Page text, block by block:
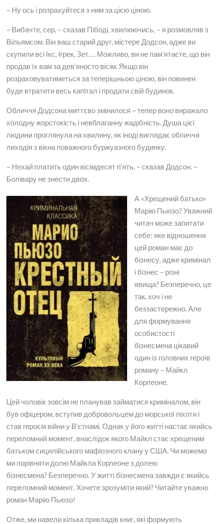
– Ну ось і розрахуйтеся з ним за цією ціною.
– Вибачте, сер, – сказав Пібоді, хвилюючись, – я розмовляв з
Вільямсом. Він ваш старий друг, містере Додсон, адже ви
скупили всі Ікс, Ігрек, Зет…. Можливо, ви не пам’ятаєте, що він
продав їх вам за дев’яносто вісім. Якщо він
розраховуватиметься за теперішньою ціною, він повинен
буде втратити весь капітал і продати свій будинок.
Обличчя Додсона миттєво змінилося – тепер воно виражало
холодну жорстокість і невблаганну жадібність. Душа цієї
людини проглянула на хвилину, як іноді виглядає обличчя
лиходія з вікна поважного буржуазного будинку.
– Нехай платить один вісімдесят п’ять, – сказав Додсон. –
Болівару не знести двох.
А «Хрещений батько»
Марію Пьюзо? Уважний
читач може запитати
себе: яке відношення
цей роман має до
бізнесу, адже кримінал
і бізнес – різні
явища? Безперечно, це
так, хоч і не
беззастережно. Але
для формування
особистості
бізнесмена цікавий
один із головних героїв
роману – Майкл
Корлеоне.
Цей чоловік зовсім не планував займатися криміналом, він
був офіцером, вступив добровольцем до морської піхоти і
став героєм війни у ​​В’єтнамі. Однак у його житті настає якийсь
переломний момент, внаслідок якого Майкл стає хрещеним
батьком сицилійського мафіозного клану у США. Чи можемо
ми порівняти долю Майкла Корлеоне з долею
бізнесмена? Безперечно. У житті бізнесмена завжди є якийсь
переломний момент. Хочете зрозуміти який? Читайте уважно
роман Марію Пьюзо!
Отже, ми навели кілька прикладів книг, які формують